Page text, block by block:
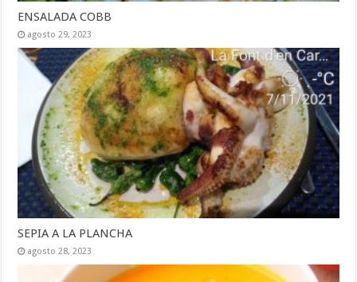
ENSALADA COBB
agosto 29, 2023
SEPIA A LA PLANCHA
agosto 28, 2023